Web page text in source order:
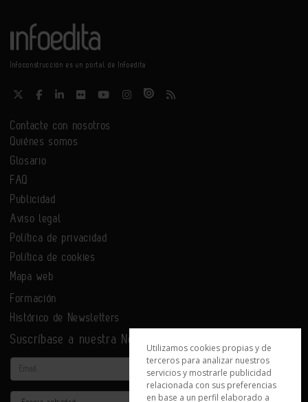
Infoconstrucción es un portal de Infoedita
Contacte con nosotros
Quiénes somos
Glosario
FAQ
Publicidad
Aviso legal
Política de privacidad
Política de cookies
Mapa web
Formación
Histórico de Newsletters
Suscríbase a nuestra Newsletter
Email
Actividad
Utilizamos cookies propias y de
terceros para analizar nuestros
servicios y mostrarle publicidad
relacionada con sus preferencias
en base a un perfil elaborado a